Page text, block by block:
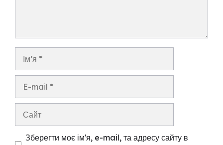
Зберегти моє ім'я, e-mail, та адресу сайту в